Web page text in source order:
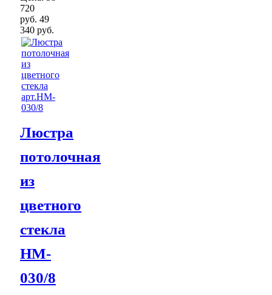
720
руб. 49
340 руб.
Люстра
потолочная
из
цветного
стекла
HM-
030/8